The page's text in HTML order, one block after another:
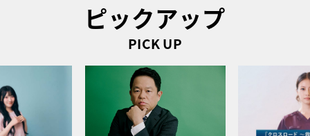
ピックアップ
PICK UP